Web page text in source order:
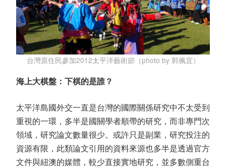
台灣原住民參加2012太平洋藝術節（photo by 郭佩宜）
海上大棋盤：下棋的是誰？
太平洋島國外交一直是台灣的國際關係研究中不太受到
重視的一環，多半是國關學者順帶的研究，而非專門次
領域，研究論文數量很少。或許只是副業，研究投注的
資源有限，此類論文引用的資料來源也多半是透過官方
文件與紐澳的媒體，較少直接實地研究，並多數側重台